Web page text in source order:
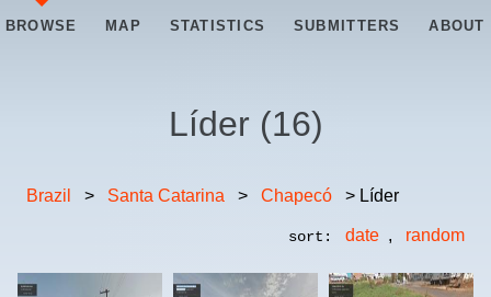
BROWSE MAP STATISTICS SUBMITTERS ABOUT
Líder (16)
Brazil > Santa Catarina > Chapecó > Líder
sort: date , random